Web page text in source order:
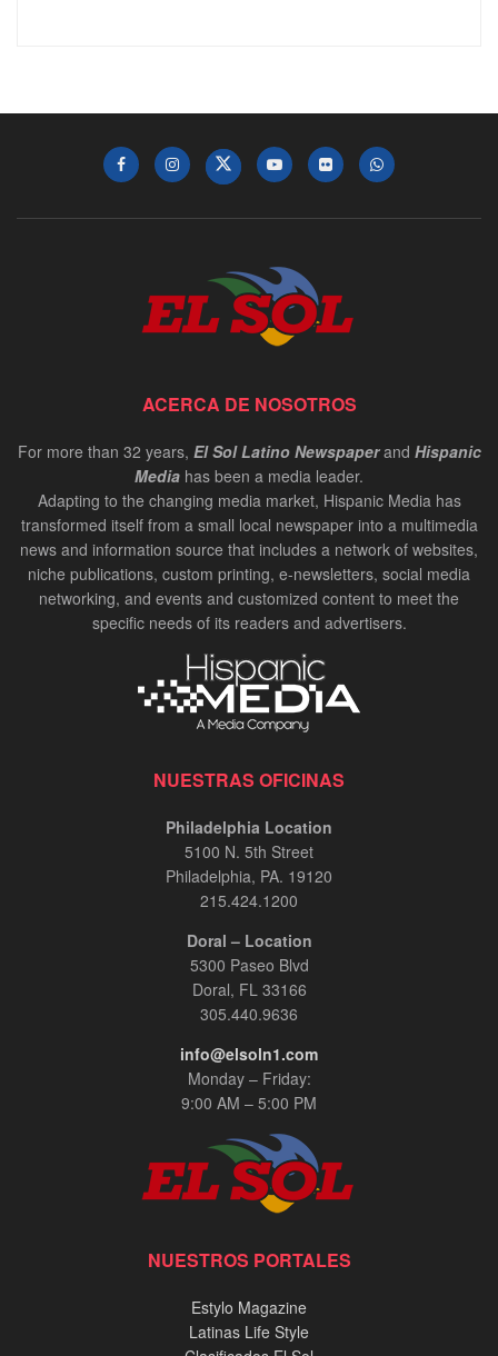
ACERCA DE NOSOTROS
For more than 32 years, El Sol Latino Newspaperand Hispanic
Media has been a media leader.
Adapting to the changing media market, Hispanic Media has
transformed itself from a small local newspaper into a multimedia
news and information source that includes a network of websites,
niche publications, custom printing, e-newsletters, social media
networking, and events and customized content to meet the
specific needs of its readers and advertisers.
NUESTRAS OFICINAS
Philadelphia Location
5100 N. 5th Street
Philadelphia, PA. 19120
215.424.1200
Doral – Location
5300 Paseo Blvd
Doral, FL 33166
305.440.9636
info@elsoln1.com
Monday – Friday:
9:00 AM – 5:00 PM
NUESTROS PORTALES
Estylo Magazine
Latinas Life Style